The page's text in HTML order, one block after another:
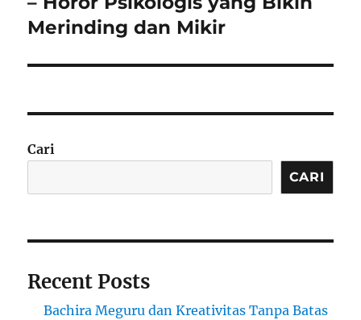
Merinding dan Mikir
Cari
CARI
Recent Posts
Bachira Meguru dan Kreativitas Tanpa Batas